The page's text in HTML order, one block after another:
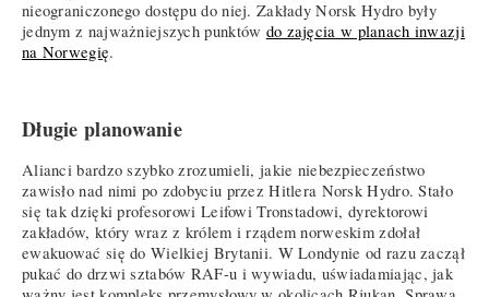
nieograniczonego dostępu do niej. Zakłady Norsk Hydro były
jednym z najważniejszych punktów do zajęcia w planach inwazji
na Norwegię.
Długie planowanie
Alianci bardzo szybko zrozumieli, jakie niebezpieczeństwo
zawisło nad nimi po zdobyciu przez Hitlera Norsk Hydro. Stało
się tak dzięki profesorowi Leifowi Tronstadowi, dyrektorowi
zakładów, który wraz z królem i rządem norweskim zdołał
ewakuować się do Wielkiej Brytanii. W Londynie od razu zaczął
pukać do drzwi sztabów RAF-u i wywiadu, uświadamiając, jak